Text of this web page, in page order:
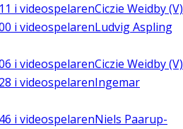
i videospelarenCiczie Weidby (V)
i videospelarenLudvig Aspling
i videospelarenCiczie Weidby (V)
i videospelarenIngemar
i videospelarenNiels Paarup-